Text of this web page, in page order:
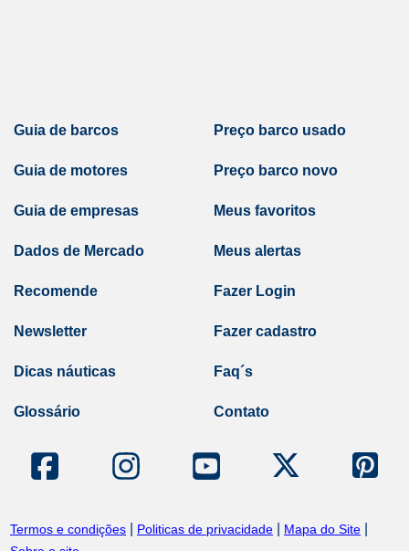
Guia de barcos
Guia de motores
Guia de empresas
Dados de Mercado
Preço barco usado
Preço barco novo
Meus favoritos
Meus alertas
Recomende
Newsletter
Dicas náuticas
Glossário
Fazer Login
Fazer cadastro
Faq´s
Contato
Termos e condições Politicas de privacidade Mapa do Site